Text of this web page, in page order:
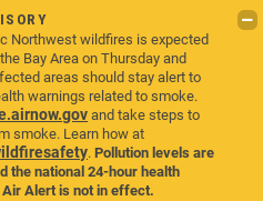
Northwest wildfires is expected
Bay Area on Thursday and
areas should stay alert to
warnings related to smoke.
and take steps to
smoke. Learn how at
.Pollution levels are
the national 24-hour health
Alert is not in effect.